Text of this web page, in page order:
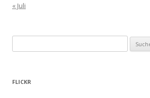
« Juli
nach:
FLICKR